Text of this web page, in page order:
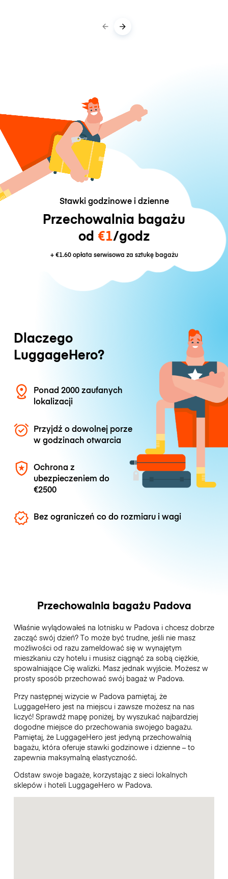
Stawki godzinowe i dzienne
Przechowalnia bagażu
od €1/godz
+€1.60opłata serwisowa za sztukę bagażu
Dlaczego
LuggageHero?
Ponad 2000 zaufanych
lokalizacji
Przyjdź o dowolnej porze
w godzinach otwarcia
Ochrona z
ubezpieczeniem do
€2500
Bez ograniczeń co do rozmiaru i wagi
Przechowalnia bagażu Padova
Właśnie wylądowałeś na lotnisku w Padova i chcesz dobrze
zacząć swój dzień? To może być trudne, jeśli nie masz
możliwości od razu zameldować się w wynajętym
mieszkaniu czy hotelu i musisz ciągnąć za sobą ciężkie,
spowalniające Cię walizki. Masz jednak wyjście. Możesz w
prosty sposób przechować swój bagaż w Padova.
Przy następnej wizycie w Padova pamiętaj, że
LuggageHero jest na miejscu i zawsze możesz na nas
liczyć! Sprawdź mapę poniżej, by wyszukać najbardziej
dogodne miejsce do przechowania swojego bagażu.
Pamiętaj, że LuggageHero jest jedyną przechowalnią
bagażu, która oferuje stawki godzinowe i dzienne – to
zapewnia maksymalną elastyczność.
Odstaw swoje bagaże, korzystając z sieci lokalnych
sklepów i hoteli LuggageHero w Padova.